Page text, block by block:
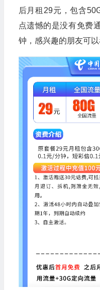
后月租29元，包含
点遗憾的是没有免费
钟，感兴趣的朋友可以